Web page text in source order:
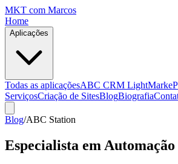
MKT com Marcos
Home
Aplicações
Todas as aplicaçõesABC CRM Light
ServiçosCriação de SitesBlogBiografia
Blog/ABC Station
Especialista em